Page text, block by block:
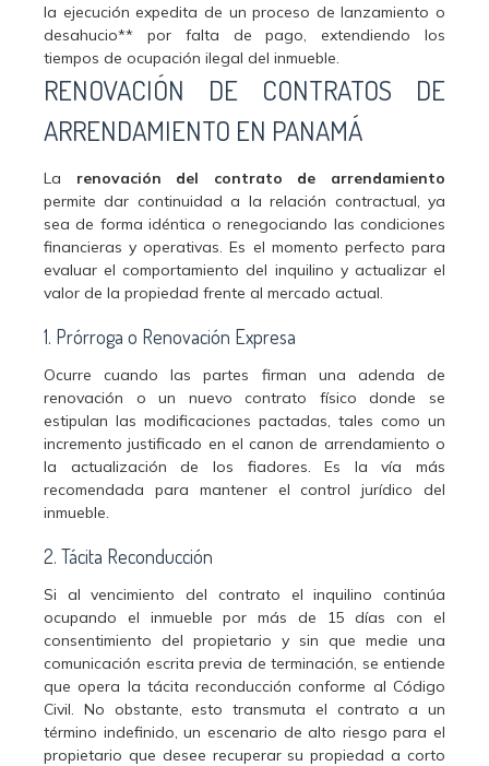
la ejecución expedita de un proceso de lanzamiento o
desahucio** por falta de pago, extendiendo los
tiempos de ocupación ilegal del inmueble.
RENOVACIÓN DE CONTRATOS DE
ARRENDAMIENTO EN PANAMÁ
La renovación del contrato de arrendamiento
permite dar continuidad a la relación contractual, ya
sea de forma idéntica o renegociando las condiciones
financieras y operativas. Es el momento perfecto para
evaluar el comportamiento del inquilino y actualizar el
valor de la propiedad frente al mercado actual.
1. Prórroga o Renovación Expresa
Ocurre cuando las partes firman una adenda de
renovación o un nuevo contrato físico donde se
estipulan las modificaciones pactadas, tales como un
incremento justificado en el canon de arrendamiento o
la actualización de los fiadores. Es la vía más
recomendada para mantener el control jurídico del
inmueble.
2. Tácita Reconducción
Si al vencimiento del contrato el inquilino continúa
ocupando el inmueble por más de 15 días con el
consentimiento del propietario y sin que medie una
comunicación escrita previa de terminación, se entiende
que opera la tácita reconducción conforme al Código
Civil. No obstante, esto transmuta el contrato a un
término indefinido, un escenario de alto riesgo para el
propietario que desee recuperar su propiedad a corto